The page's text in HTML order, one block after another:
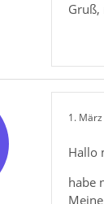
Gruß,
1.
Hallo
habe